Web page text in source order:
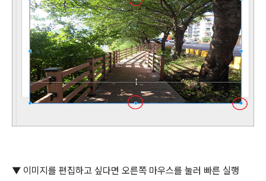
▼ 이미지를 편집하고 싶다면 오른쪽 마우스를 눌러 빠른 실행